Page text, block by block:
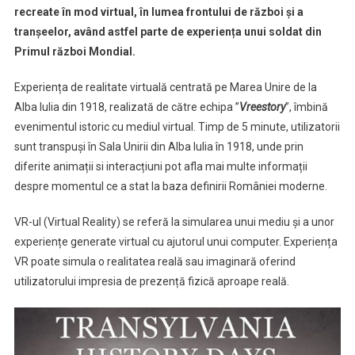
recreate în mod virtual, în lumea frontului de război și a
tranșeelor, având astfel parte de experiența unui soldat din
Primul război Mondial.
Experiența de realitate virtuală centrată pe Marea Unire de la
Alba Iulia din 1918, realizată de către echipa ”Vreestory”, îmbină
evenimentul istoric cu mediul virtual. Timp de 5 minute, utilizatorii
sunt transpuși în Sala Unirii din Alba Iulia în 1918, unde prin
diferite animații si interacțiuni pot afla mai multe informații
despre momentul ce a stat la baza definirii României moderne.
VR-ul (Virtual Reality) se referă la simularea unui mediu și a unor
experiențe generate virtual cu ajutorul unui computer. Experiența
VR poate simula o realitatea reală sau imaginară oferind
utilizatorului impresia de prezență fizică aproape reală.